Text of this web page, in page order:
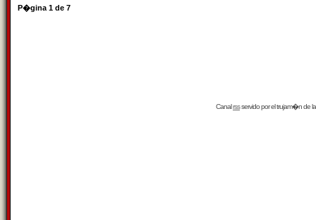
P�gina 1 de 7
Canalrssservido por eltrujam�nde